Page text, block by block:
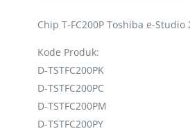
Chip T-FC200P Toshiba e-Studio
Kode Produk:
D-TSTFC200PK
D-TSTFC200PC
D-TSTFC200PM
D-TSTFC200PY